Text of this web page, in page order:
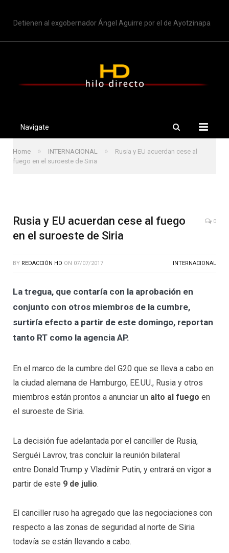
Detienen al exgobernador Ángel Aguirre por el de Ayotzinapa
Navigate
Home » INTERNACIONAL »
Rusia y EU acuerdan cese al
fuego en el suroeste de Siria
Rusia y EU acuerdan cese al fuego
en el suroeste de Siria
0
BY REDACCIÓN HD ON 07/07/2017 INTERNACIONAL
La tregua, que contaría con la aprobación en
conjunto con otros miembros de la cumbre,
surtiría efecto a partir de este domingo, reportan
tanto RT como la agencia AP.
En el marco de la cumbre del G20 que se lleva a cabo en
la ciudad alemana de Hamburgo, EE.UU., Rusia y otros
miembros están prontos a anunciar un alto al fuego en
el suroeste de Siria.
La decisión fue adelantada por el canciller de Rusia,
Serguéi Lavrov, tras concluir la reunión bilateral
entre Donald Trump y Vladímir Putin, y entrará en vigor a
partir de este 9 de julio.
El canciller ruso ha agregado que las negociaciones con
respecto a las zonas de seguridad al norte de Siria
todavía se están llevando a cabo.